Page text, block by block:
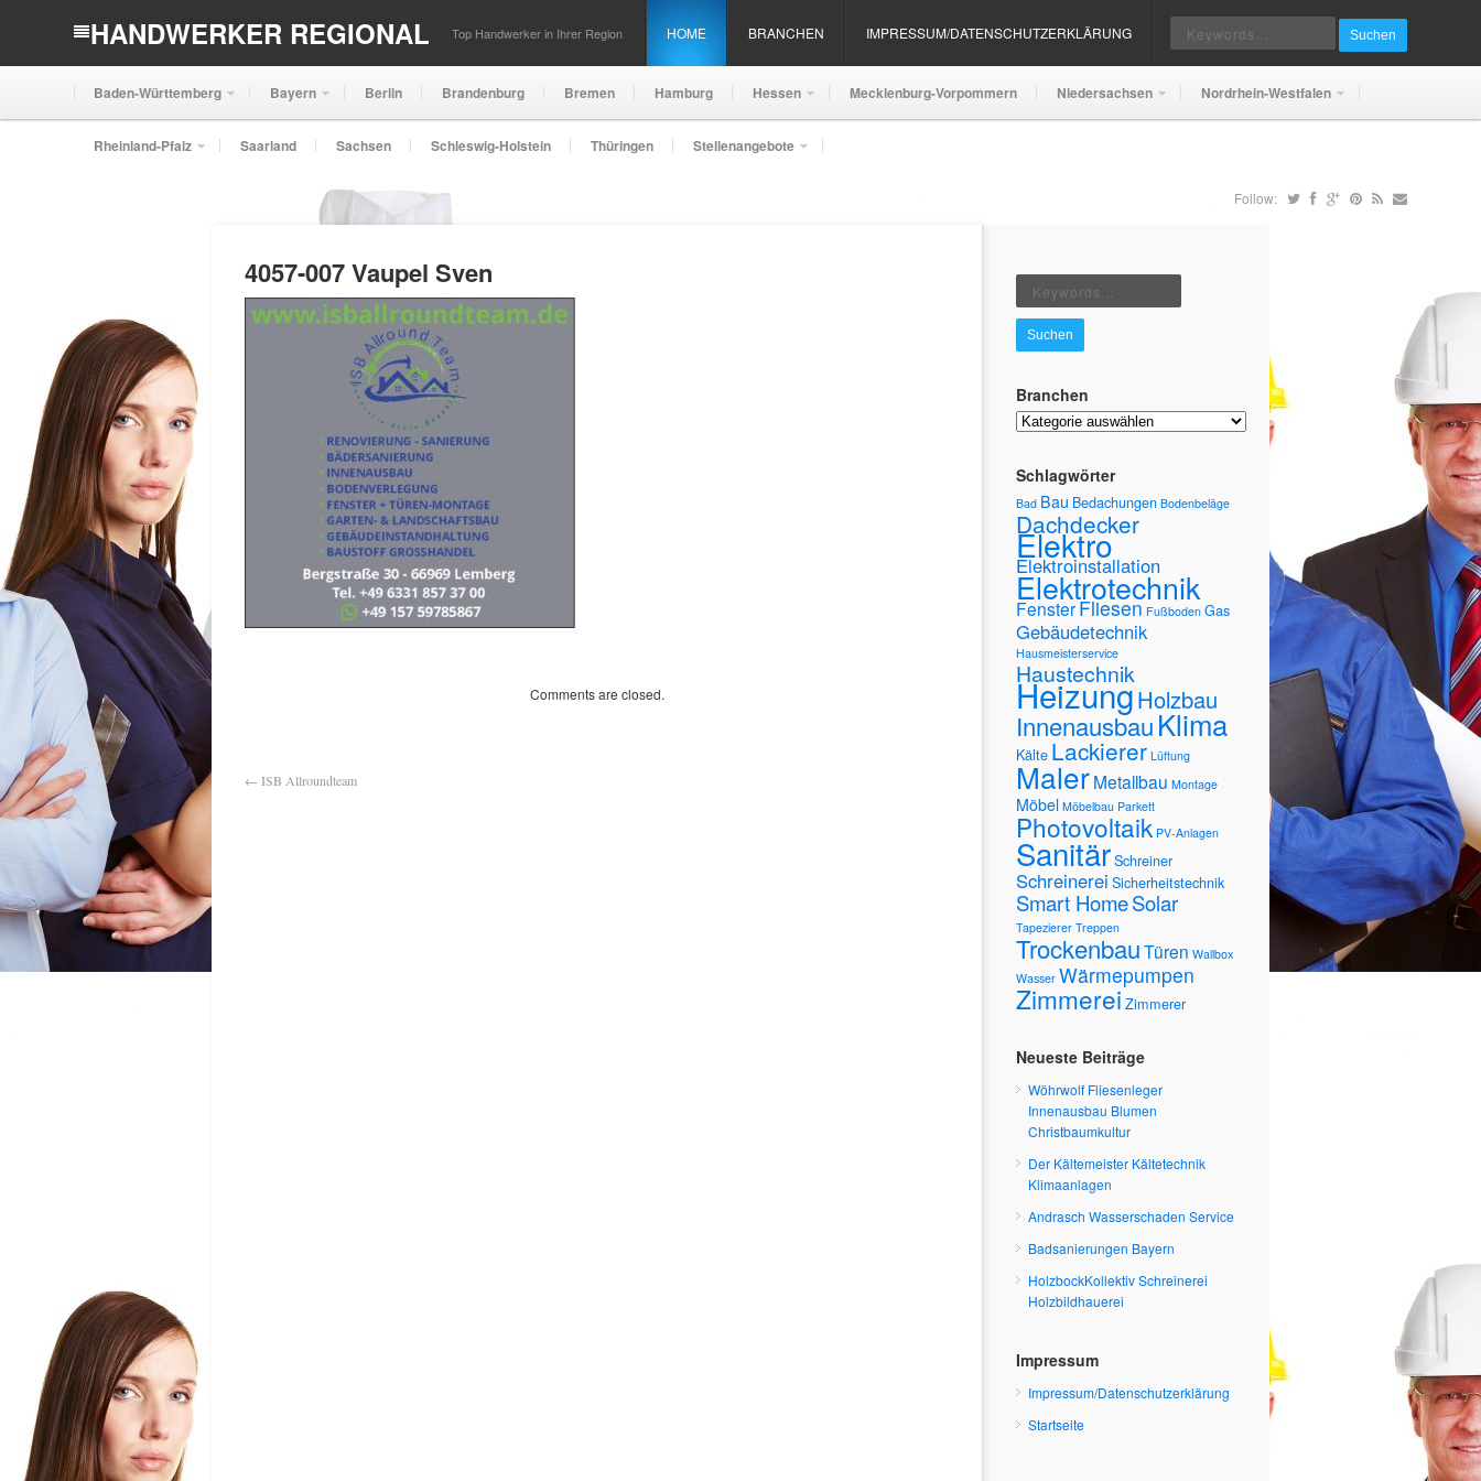
HANDWERKER REGIONAL Top Handwerker in Ihrer Region HOME BRANCHEN IMPRESSUM/DATENSCHUTZERKLÄRUNG Suchen
Baden-Württemberg Bayern Berlin Brandenburg Bremen Hamburg Hessen Mecklenburg-Vorpommern Niedersachsen Nordrhein-Westfalen
Rheinland-Pfalz Saarland Sachsen Schleswig-Holstein Thüringen Stellenangebote
Follow:
4057-007 Vaupel Sven
Comments are closed.
← ISB Allroundteam
Suchen
Branchen
Branchen
Schlagwörter
Bad Bau Bedachungen Bodenbeläge
Dachdecker
Elektro
Elektroinstallation
Elektrotechnik
FensterFliesen Fußboden Gas
Gebäudetechnik
Hausmeisterservice
Haustechnik
HeizungHolzbau
InnenausbauKlima
Kälte Lackierer Lüftung
MalerMetallbau Montage
Möbel Möbelbau Parkett
Photovoltaik PV-Anlagen
SanitärSchreiner
Schreinerei Sicherheitstechnik
Smart HomeSolar
Tapezierer Treppen
TrockenbauTüren Wallbox
Wasser Wärmepumpen
Zimmerei Zimmerer
Neueste Beiträge
Wöhrwolf Fliesenleger
Innenausbau Blumen
Christbaumkultur
Der Kältemeister Kältetechnik
Klimaanlagen
Andrasch Wasserschaden Service
Badsanierungen Bayern
HolzbockKollektiv Schreinerei
Holzbildhauerei
Impressum
Impressum/Datenschutzerklärung
Startseite